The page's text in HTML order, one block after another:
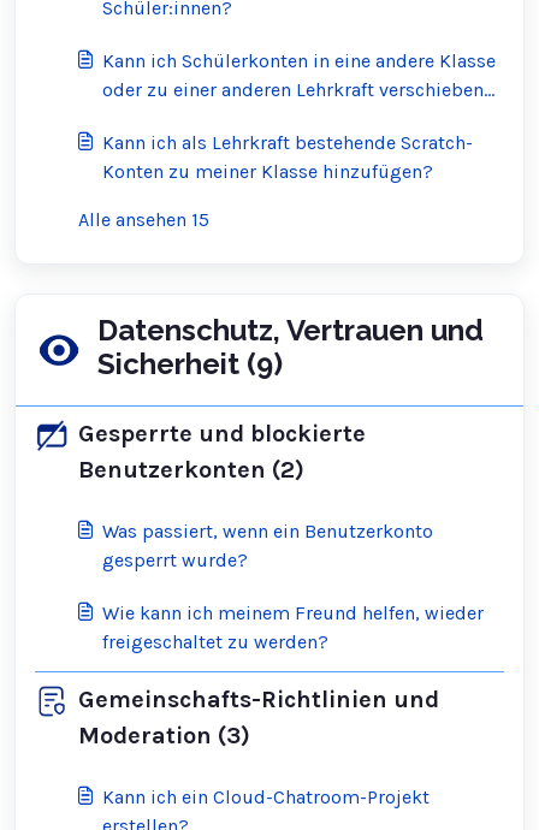
Schüler:innen?
Kann ich Schülerkonten in eine andere Klasse
oder zu einer anderen Lehrkraft verschieben?
Scratch-Konto umwandeln?
Kann ich als Lehrkraft bestehende Scratch-
Konten zu meiner Klasse hinzufügen?
Alle ansehen 15
Datenschutz, Vertrauen und
Sicherheit (9)
Gesperrte und blockierte
Benutzerkonten (2)
Was passiert, wenn ein Benutzerkonto
gesperrt wurde?
Wie kann ich meinem Freund helfen, wieder
freigeschaltet zu werden?
Gemeinschafts-Richtlinien und
Moderation (3)
Kann ich ein Cloud-Chatroom-Projekt
erstellen?